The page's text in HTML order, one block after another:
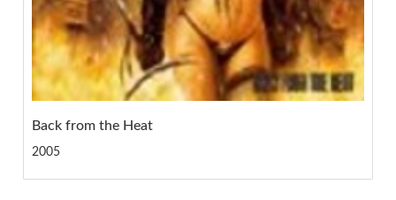
Back from the Heat
2005